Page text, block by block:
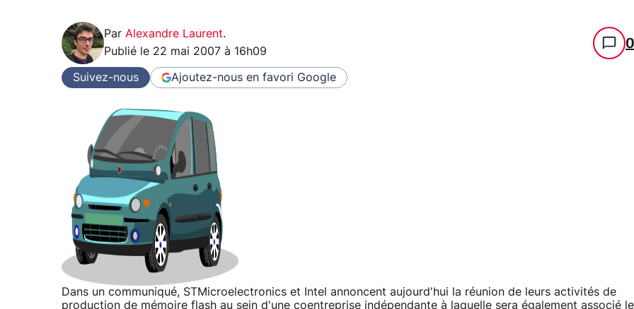
Par Alexandre Laurent.
Publié le 22 mai 2007 à 16h09 0
Suivez-nous Ajoutez-nous en favori Google
Dans un communiqué, STMicroelectronics et Intel annoncent aujourd'hui la réunion de leurs activités de
production de mémoire flash au sein d'une coentreprise indépendante à laquelle sera également associé le